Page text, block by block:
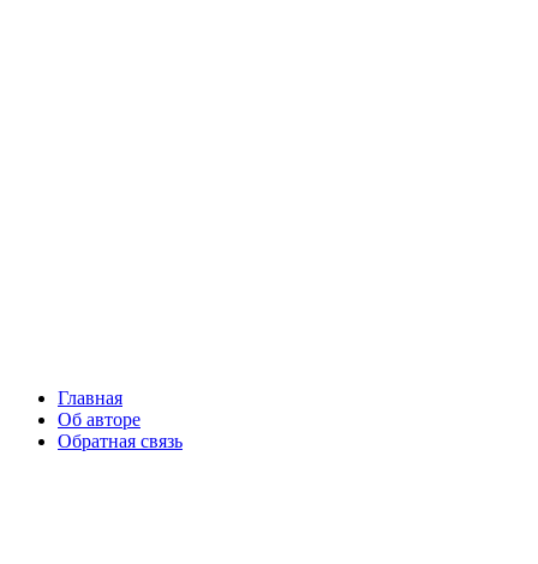
Главная
Об авторе
Обратная связь